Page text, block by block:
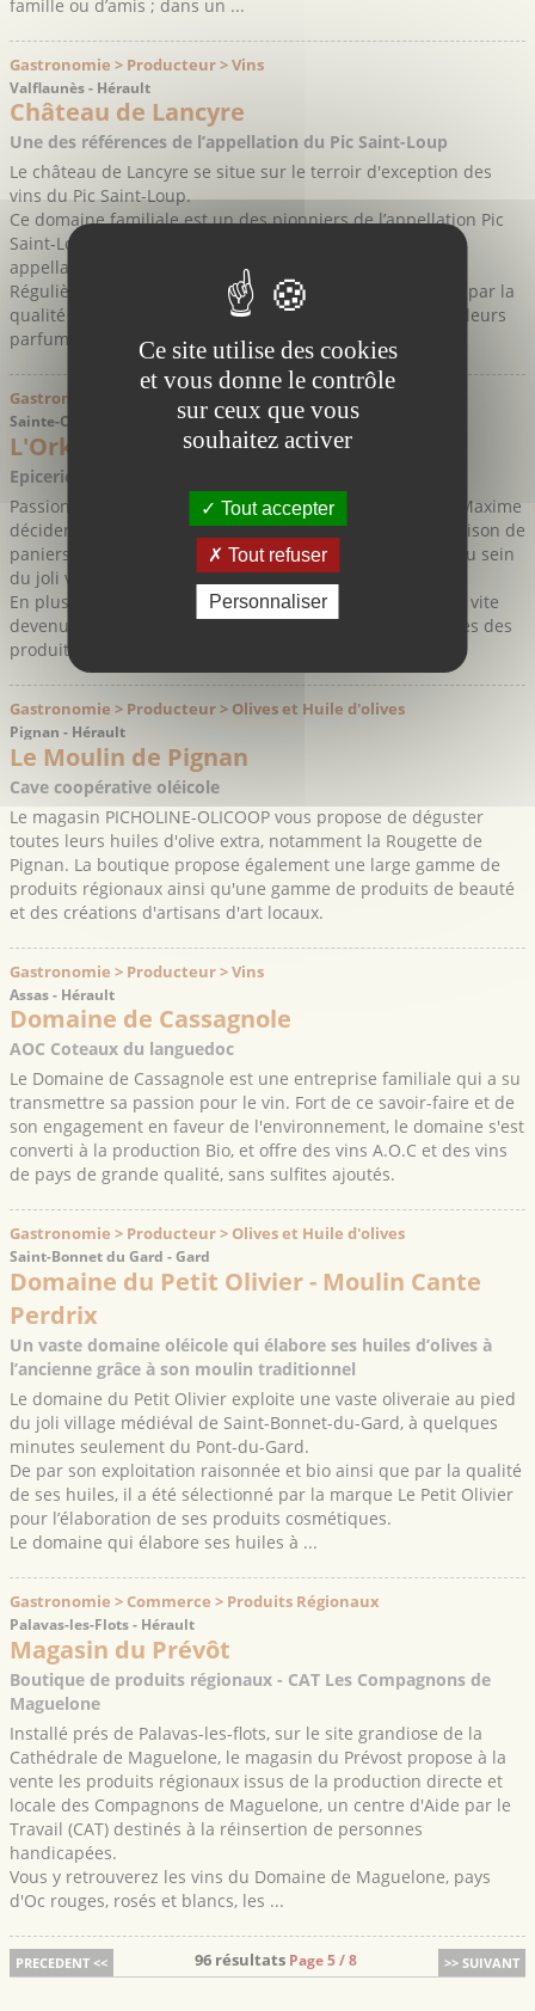
famille ou d’amis ; dans un ...
Gastronomie > Producteur > Vins
Valflaunès - Hérault
Château de Lancyre
Une des références de l’appellation du Pic Saint-Loup
Le château de Lancyre se situe sur le terroir d'exception des
vins du Pic Saint-Loup.
Ce domaine familiale est un des pionniers de l’appellation Pic
Saint-Loup et représente une des références de cette
appellation réputée.
Régulièrement médaillés, les vins du domaine séduisent par la
qualité de chaque cuvée ainsi que pour leurs saveurs et leurs
parfums de garrigue si typiques du Pic ...
Gastronomie > Commerce > Magasins Bio
Sainte-Croix de Quintillargues - Hérault
L'Orkys
Epicerie bio conviviale et pleine de ressources
Passionnés par le territoire du Pic-saint-Loup Sandra et Maxime
décident de faire revivre une épicerie multiservices (livraison de
paniers de fruits et légumes bio, épicerie, restauration) au sein
du joli village de Sainte Croix de Quintillargues.
En plus d’offrir un réel service de proximité, l’épicerie est vite
devenue un lieu convivial de rencontres et de découvertes des
produits locaux : légumes ...
Gastronomie > Producteur > Olives et Huile d'olives
Pignan - Hérault
Le Moulin de Pignan
Cave coopérative oléicole
Le magasin PICHOLINE-OLICOOP vous propose de déguster
toutes leurs huiles d'olive extra, notamment la Rougette de
Pignan. La boutique propose également une large gamme de
produits régionaux ainsi qu'une gamme de produits de beauté
et des créations d'artisans d'art locaux.
Gastronomie > Producteur > Vins
Assas - Hérault
Domaine de Cassagnole
AOC Coteaux du languedoc
Le Domaine de Cassagnole est une entreprise familiale qui a su
transmettre sa passion pour le vin. Fort de ce savoir-faire et de
son engagement en faveur de l'environnement, le domaine s'est
converti à la production Bio, et offre des vins A.O.C et des vins
de pays de grande qualité, sans sulfites ajoutés.
Gastronomie > Producteur > Olives et Huile d'olives
Saint-Bonnet du Gard - Gard
Domaine du Petit Olivier - Moulin Cante
Perdrix
Un vaste domaine oléicole qui élabore ses huiles d’olives à
l’ancienne grâce à son moulin traditionnel
Le domaine du Petit Olivier exploite une vaste oliveraie au pied
du joli village médiéval de Saint-Bonnet-du-Gard, à quelques
minutes seulement du Pont-du-Gard.
De par son exploitation raisonnée et bio ainsi que par la qualité
de ses huiles, il a été sélectionné par la marque Le Petit Olivier
pour l’élaboration de ses produits cosmétiques.
Le domaine qui élabore ses huiles à ...
Gastronomie > Commerce > Produits Régionaux
Palavas-les-Flots - Hérault
Magasin du Prévôt
Boutique de produits régionaux - CAT Les Compagnons de
Maguelone
Installé prés de Palavas-les-flots, sur le site grandiose de la
Cathédrale de Maguelone, le magasin du Prévost propose à la
vente les produits régionaux issus de la production directe et
locale des Compagnons de Maguelone, un centre d'Aide par le
Travail (CAT) destinés à la réinsertion de personnes
handicapées.
Vous y retrouverez les vins du Domaine de Maguelone, pays
d'Oc rouges, rosés et blancs, les ...
PRECEDENT << >> SUIVANT
96 résultats Page 5 / 8
Ce site utilise des cookies
et vous donne le contrôle
sur ceux que vous
souhaitez activer
Tout accepter
Tout refuser
Personnaliser